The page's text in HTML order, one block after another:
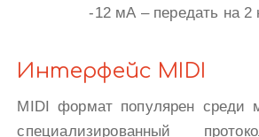
-12 мА – передать на 2
Интерфейс MIDI
MIDI формат популярен среди
специализированный